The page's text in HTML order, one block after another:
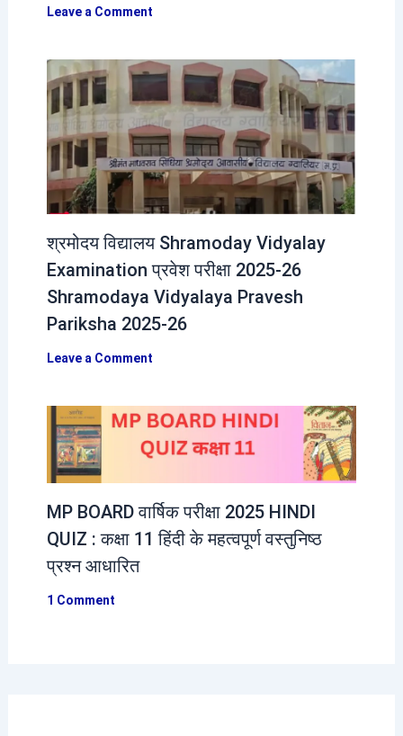
Leave a Comment
श्रमोदय विद्यालय Shramoday Vidyalay
Examination प्रवेश परीक्षा 2025-26
Shramodaya Vidyalaya Pravesh
Pariksha 2025-26
Leave a Comment
MP BOARD वार्षिक परीक्षा 2025 HINDI
QUIZ : कक्षा 11 हिंदी के महत्वपूर्ण वस्तुनिष्ठ
प्रश्न आधारित
1 Comment